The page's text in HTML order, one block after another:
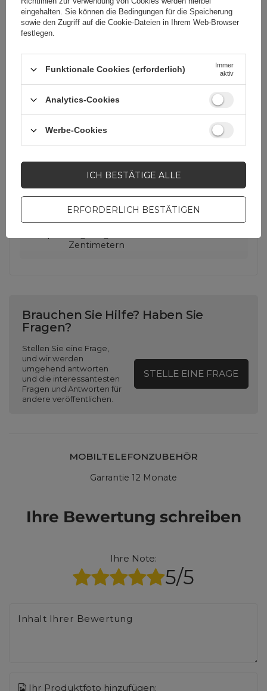
Für dieses Produkt
zuständige Stelle in
der EU
3mk Protection sp. z
o.o.
Mehr
Garantie Mobiltelefonzubehör
Zentimetern
Zentimetern
Zentimetern
Brauchen Sie Hilfe? Haben Sie
Fragen?
Stellen Sie eine Frage,
und wir werden
umgehend antworten
und die interessantesten
Fragen und Antworten für
andere veröffentlichen.
STELLE EINE FRAGE
MOBILTELEFONZUBEHÖR
Garrantie 12 Monate
Ihre Bewertung schreiben
Ihre Note:
5/5
Inhalt Ihrer Bewertung
Ihr Produktfoto hinzufügen:
eingehalten. Sie können die Bedingungen für die Speicherung
sowie den Zugriff auf die Cookie-Dateien in Ihrem Web-Browser
festlegen.
Funktionale Cookies (erforderlich)
Immer
aktiv
Analytics-Cookies
Werbe-Cookies
ERFORDERLICH BESTÄTIGEN
ICH BESTÄTIGE ALLE